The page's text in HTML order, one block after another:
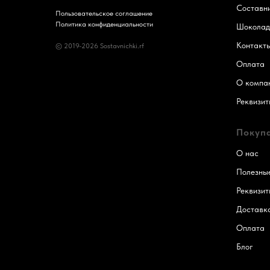
Пользовательское соглашение
Политика конфиденциальности
© 2019-2026 Sostavnichki.rf
Шоколад
Оплата
О
О нас
Оплата
Блог